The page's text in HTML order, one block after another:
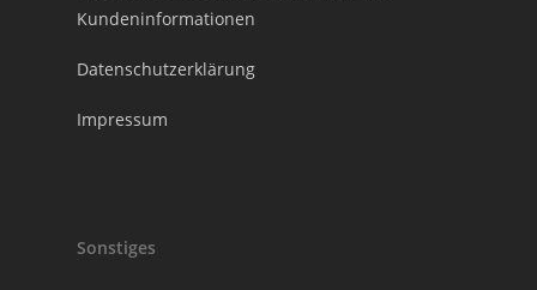
Kundeninformationen
Datenschutzerklärung
Impressum
Sonstiges